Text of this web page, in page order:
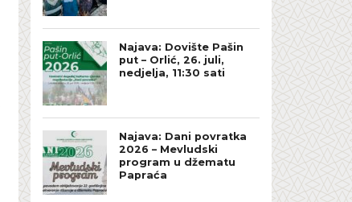
Najava: Dovište Pašin
put – Orlić, 26. juli,
nedjelja, 11:30 sati
Najava: Dani povratka
2026 – Mevludski
program u džematu
Papraća